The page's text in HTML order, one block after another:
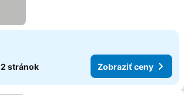
2 stránok Zobraziť ceny